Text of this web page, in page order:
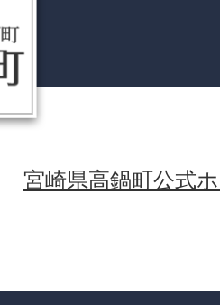
宮崎県高鍋町公式